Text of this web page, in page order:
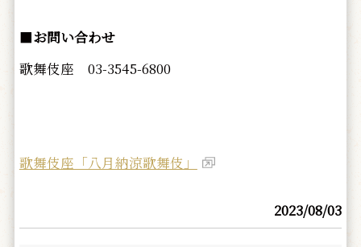
■お問い合わせ
歌舞伎座 03-3545-6800
歌舞伎座「八月納涼歌舞伎」
2023/08/03